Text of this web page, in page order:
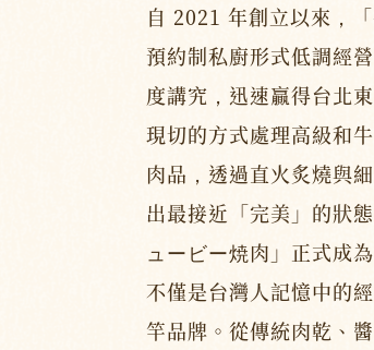
自 2021 年創立以來，
預約制私廚形式低調經
度講究，迅速贏得台北
現切的方式處理高級和
肉品，透過直火炙燒與
出最接近「完美」的狀
ュービー焼肉」正式成
不僅是台灣人記憶中的
竿品牌。從傳統肉乾、